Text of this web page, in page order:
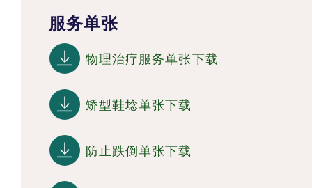
服务单张
物理治疗服务单张下载
矫型鞋埝单张下载
防止跌倒单张下载